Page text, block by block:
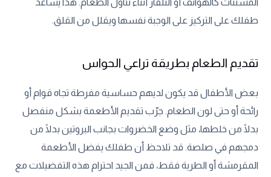
طفلك على التركيز على الوجبة نفسها ويقلل من القلق.
تقديم الطعام بطريقة تراعي الحواس
بعض الأطفال قد يكون لديهم حساسية مفرطة تجاه قوام أو
رائحة أو حتى لون الطعام. جرّب تقديم الأطعمة بشكل منفصل
بدلًا من خلطها، مثل وضع الخضروات بجانب البروتين بدلًا من
دمجهم في صلصة. قد تلاحظ أن طفلك يفضل الأطعمة
المقرمشة أو الطرية فقط، فمن الجيد احترام هذه التفضيلات مع